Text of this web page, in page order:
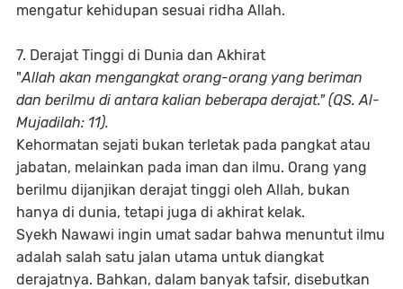
mengatur kehidupan sesuai ridha Allah.
7. Derajat Tinggi di Dunia dan Akhirat
"Allah akan mengangkat orang-orang yang beriman
dan berilmu di antara kalian beberapa derajat."(QS. Al-
Mujadilah: 11).
Kehormatan sejati bukan terletak pada pangkat atau
jabatan, melainkan pada iman dan ilmu. Orang yang
berilmu dijanjikan derajat tinggi oleh Allah, bukan
hanya di dunia, tetapi juga di akhirat kelak.
Syekh Nawawi ingin umat sadar bahwa menuntut ilmu
adalah salah satu jalan utama untuk diangkat
derajatnya. Bahkan, dalam banyak tafsir, disebutkan